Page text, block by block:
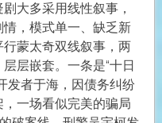
大多采用线性叙事，
，模式单一、缺乏新
蒙太奇双线叙事，两
层嵌套。一条是“十日
发者于海，因债务纠纷
一场看似完美的骗局